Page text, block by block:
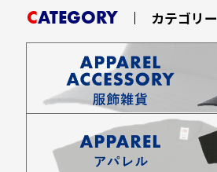
CATEGORY カテゴリー